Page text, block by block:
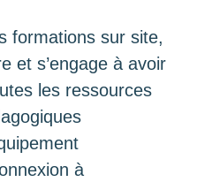
formations sur site,
et s’engage à avoir
les ressources
à